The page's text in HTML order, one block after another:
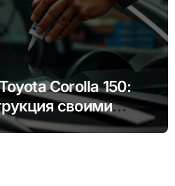
Corolla 150:
своими